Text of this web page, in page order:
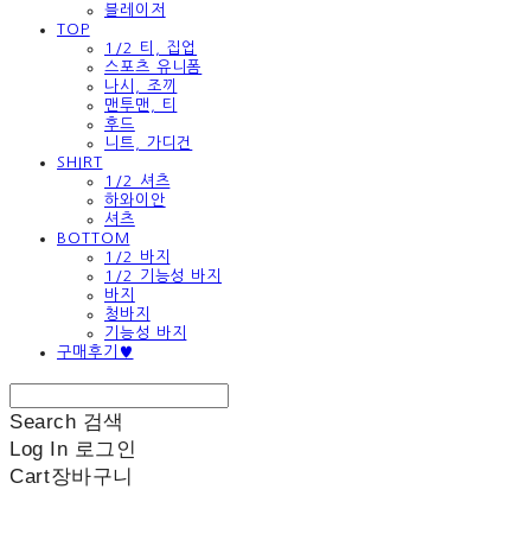
블레이저
TOP
1/2 티, 집업
스포츠 유니폼
나시, 조끼
맨투맨, 티
후드
니트, 가디건
SHIRT
1/2 셔츠
하와이안
셔츠
BOTTOM
1/2 바지
1/2 기능성 바지
바지
청바지
기능성 바지
구매후기♥
Search 검색
Log In 로그인
Cart장바구니